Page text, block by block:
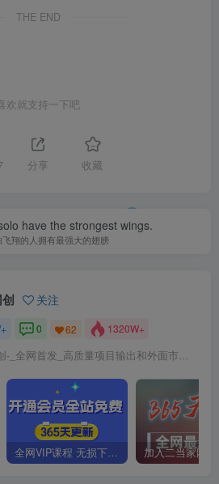
THE END
欢就支持一下吧
分享 收藏
have the strongest wings.
飞翔的人拥有最强大的翅膀
关注
0 62 1320W+
二当家网创-_全网首发_高质量项目输出和外面市场高价课程一模一样
全网VIP课程 无损下载~